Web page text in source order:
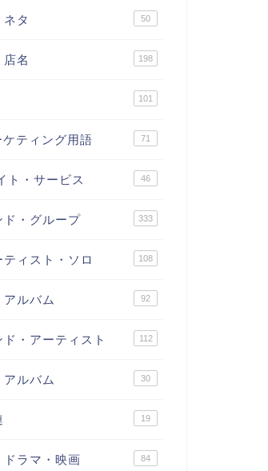
ネタ 50
名 198
101
ティング用語 71
ト・サービス 46
ド・グループ 333
ィスト・ソロ 108
ルバム 92
・アーティスト 112
ルバム 30
19
ドラマ・映画 84